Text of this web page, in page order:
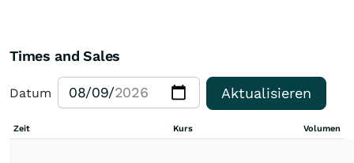
Times and Sales
Datum Aktualisieren
Zeit Kurs Volumen